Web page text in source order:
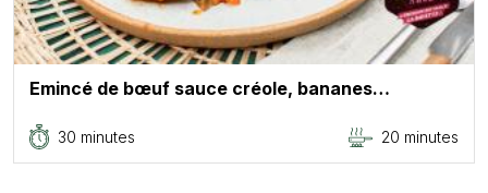
Emincé de bœuf sauce créole, bananes…
30 minutes 20 minutes